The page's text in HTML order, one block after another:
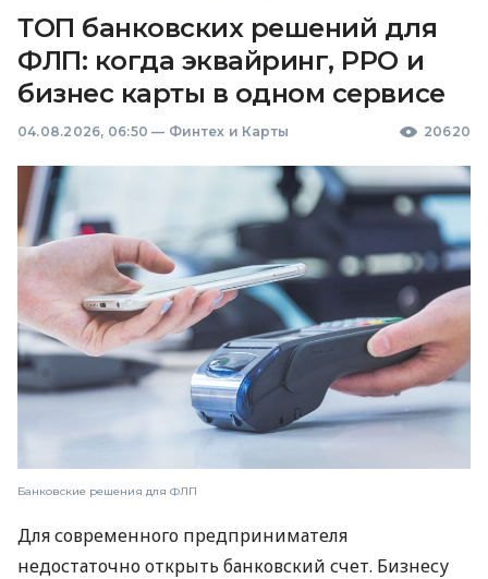
ТОП банковских решений для
ФЛП: когда эквайринг, РРО и
бизнес карты в одном сервисе
04.08.2026, 06:50 — Финтех и Карты 20620
Банковские решения для ФЛП
Для современного предпринимателя
недостаточно открыть банковский счет. Бизнесу